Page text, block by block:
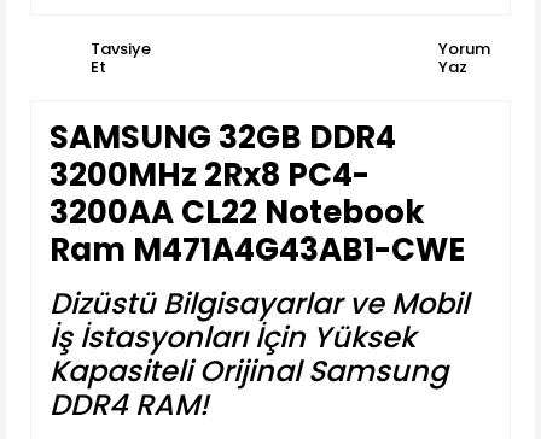
Tavsiye
Et
Yorum
Yaz
SAMSUNG 32GB DDR4
3200MHz 2Rx8 PC4-
3200AA CL22 Notebook
Ram M471A4G43AB1-CWE
Dizüstü Bilgisayarlar ve Mobil
İş İstasyonları İçin Yüksek
Kapasiteli Orijinal Samsung
DDR4 RAM!